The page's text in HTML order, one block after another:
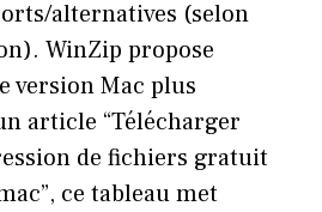
alternatives (selon
WinZip propose
version Mac plus
article “Télécharger
de fichiers gratuit
ce tableau met